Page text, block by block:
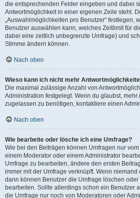
die entsprechenden Felder eingeben und dabei
Antwortmöglichkeit in einer eigenen Zeile steht.
„Auswahlmöglichkeiten pro Benutzer“ festlegen,
Benutzer auswählen kann, welches Zeitlimit für
dabei eine zeitlich unbegrenzte Umfrage) und
Stimme ändern können.
Nach oben
Wieso kann ich nicht mehr
Die maximal zulässige Anzahl von
Administration festgelegt. Wenn du glaubst,
zugelassen zu benötigen, kontaktiere einen
Nach oben
Wie bearbeite oder lösche ich eine Umfrage?
Wie bei den Beiträgen können Umfragen nur
einem Moderator oder einem Administrator
Umfrage zu bearbeiten, ändere den ersten
immer mit der Umfrage verknüpft. Wenn
dann können Benutzer die Umfrage löschen
bearbeiten. Sollte allerdings schon ein Benutzer
die Umfrage nur noch von Moderatoren oder